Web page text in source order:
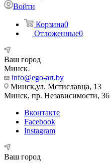
Войти
Корзина0
Отложенные0
Ваш город
Минск
info@ego-art.by
Минск,ул. Мстиславца, 13
Минск, пр. Независимости, 36
Вконтакте
Facebook
Instagram
Ваш город